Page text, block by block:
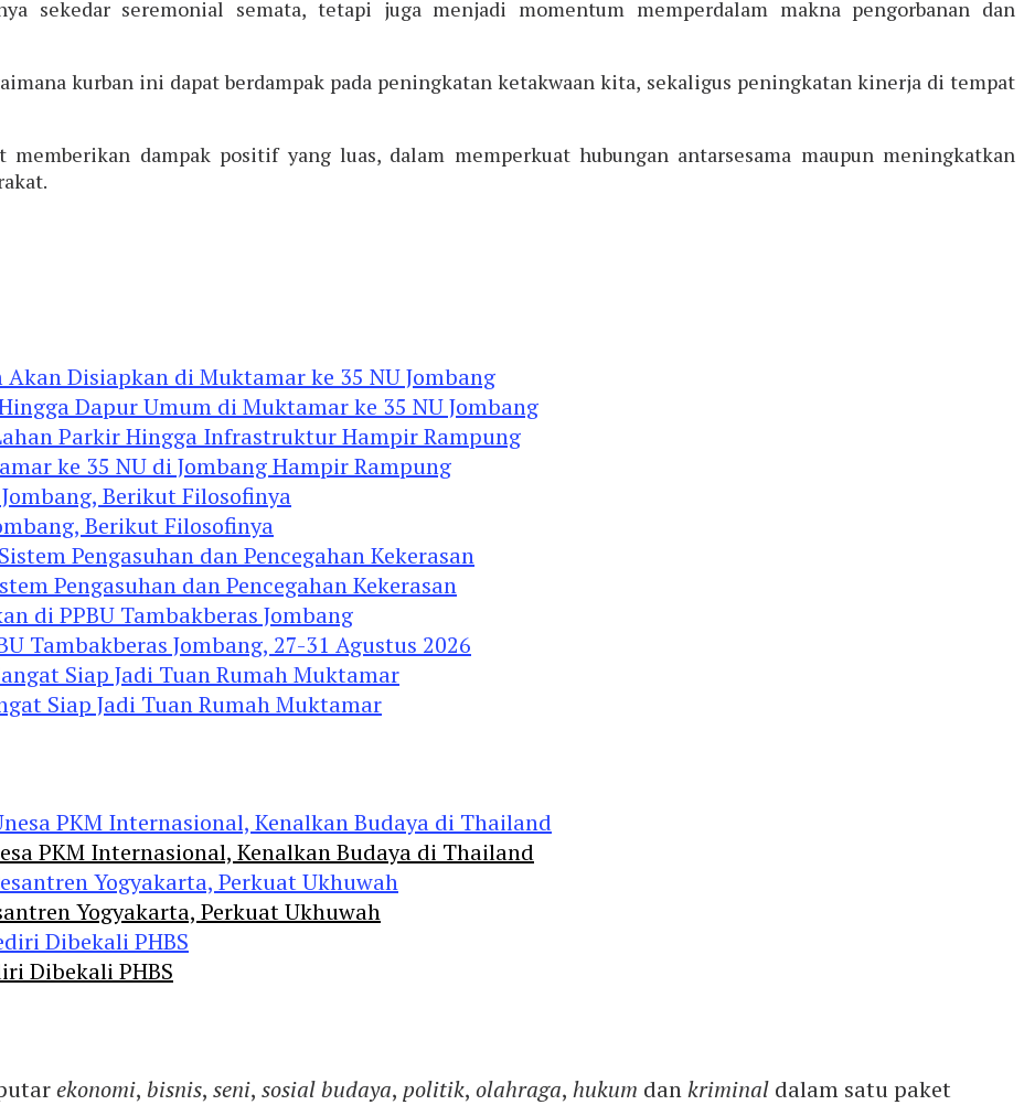
sekedar seremonial semata, tetapi juga menjadi momentum memperdalam makna pengorbanan dan
kurban ini dapat berdampak pada peningkatan ketakwaan kita, sekaligus peningkatan kinerja di tempat
dampak positif yang luas, dalam memperkuat hubungan antarsesama maupun meningkatkan
Dapur Umum di Muktamar ke 35 NU Jombang
ke 35 NU di Jombang Hampir Rampung
Berikut Filosofinya
Pengasuhan dan Pencegahan Kekerasan
Tambakberas Jombang, 27-31 Agustus 2026
Siap Jadi Tuan Rumah Muktamar
PKM Internasional, Kenalkan Budaya di Thailand
Yogyakarta, Perkuat Ukhuwah
Dibekali PHBS
ekonomi, bisnis, seni, sosial budaya, politik, olahraga, hukum dankriminal dalam satu paket